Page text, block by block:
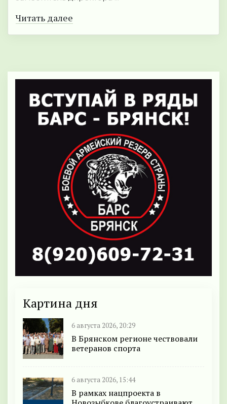
Читать далее
Картина дня
6 августа 2026, 20:29
В Брянском регионе чествовали
ветеранов спорта
6 августа 2026, 15:44
В рамках нацпроекта в